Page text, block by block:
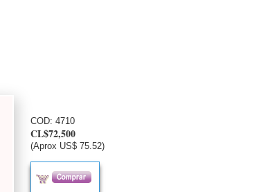
COD: 4710
CL$72,500
(Aprox US$ 75.52)